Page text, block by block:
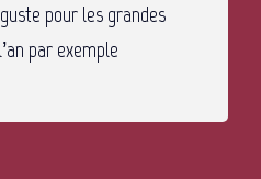
pour les grandes
par exemple